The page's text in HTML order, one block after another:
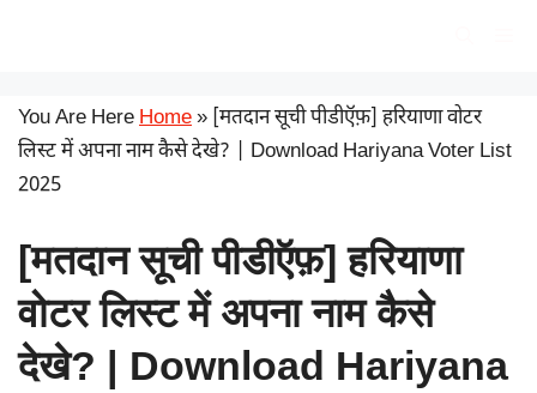
You Are HereHome» [मतदान सूची पीडीऍफ़] हरियाणा वोटर
लिस्ट में अपना नाम कैसे देखे? | Download Hariyana Voter List
2025
[मतदान सूची पीडीऍफ़] हरियाणा
वोटर लिस्ट में अपना नाम कैसे
देखे? | Download Hariyana